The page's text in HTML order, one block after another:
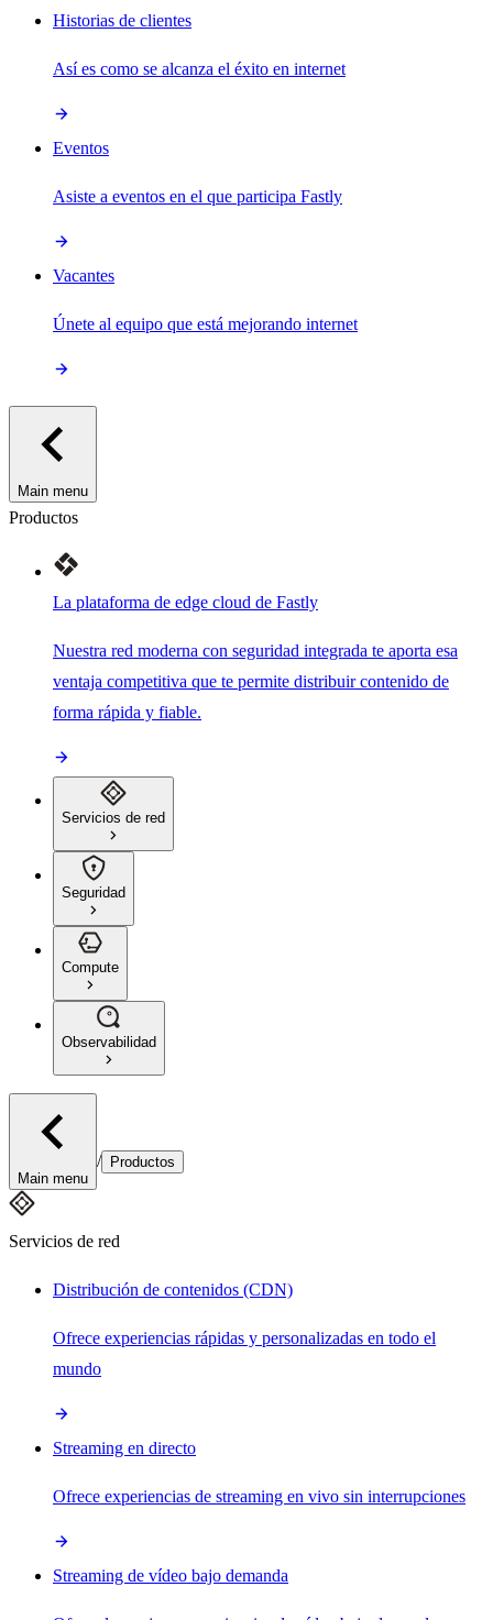
Historias de clientes
Así es como se alcanza el éxito en internet
Eventos
Asiste a eventos en el que participa Fastly
Vacantes
Únete al equipo que está mejorando internet
Main menu
Productos
La plataforma de edge cloud de Fastly
Nuestra red moderna con seguridad integrada te aporta esa
ventaja competitiva que te permite distribuir contenido de
forma rápida y fiable.
Servicios de red
Seguridad
Compute
Observabilidad
Main menu
/ Productos
Servicios de red
Distribución de contenidos (CDN)
Ofrece experiencias rápidas y personalizadas en todo el
mundo
Streaming en directo
Ofrece experiencias de streaming en vivo sin interrupciones
Streaming de vídeo bajo demanda